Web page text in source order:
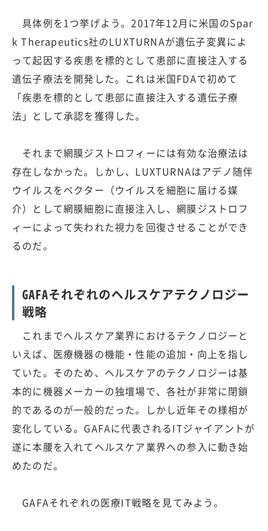
具体例を1つ挙げよう。2017年12月に米国のSpar
k Therapeutics社のLUXTURNAが遺伝子変異によ
って起因する疾患を標的として患部に直接注入する
遺伝子療法を開発した。これは米国FDAで初めて
「疾患を標的として患部に直接注入する遺伝子療
法」として承認を獲得した。
それまで網膜ジストロフィーには有効な治療法は
存在しなかった。しかし、LUXTURNAはアデノ随伴
ウイルスをベクター（ウイルスを細胞に届ける媒
介）として網膜細胞に直接注入し、網膜ジストロフ
ィーによって失われた視力を回復させることができ
るのだ。
GAFAそれぞれのヘルスケアテクノロジー
戦略
これまでヘルスケア業界におけるテクノロジーと
いえば、医療機器の機能・性能の追加・向上を指し
ていた。そのため、ヘルスケアのテクノロジーは基
本的に機器メーカーの独壇場で、各社が非常に閉鎖
的であるのが一般的だった。しかし近年その様相が
変化している。GAFAに代表されるITジャイアントが
遂に本腰を入れてヘルスケア業界への参入に動き始
めたのだ。
GAFAそれぞれの医療IT戦略を見てみよう。